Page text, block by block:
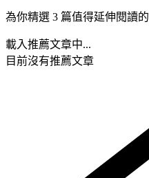
為你精選 3 篇值得延伸閱讀
載入推薦文章中...
目前沒有推薦文章